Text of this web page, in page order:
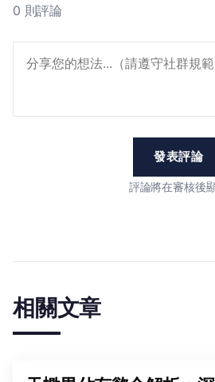
0 則評論
發表評論
評論將在審核後
相關文章